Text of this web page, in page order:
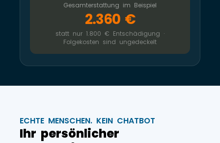
Gesamterstattung im Beispiel
2.360 €
statt nur 1.800 € Entschädigung ·
Folgekosten sind ungedeckelt
ECHTE MENSCHEN. KEIN CHATBOT
Ihr persönlicher